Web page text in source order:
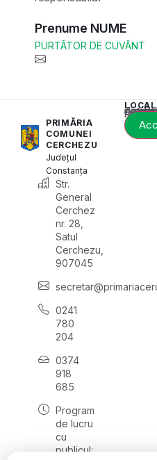
Prenume NUME
PURTĂTOR DE CUVÂNT
PRIMĂRIA
COMUNEI
CERCHEZU
Județul
Constanța
Str.
General
Cerchez
nr. 28,
Satul
Cerchezu,
907045
0241
780
204
0374
918
685
Program
de lucru
cu
publicul:
Acest conținut este blocat până când acceptați categoria corespunzătoare de cookie-uri.